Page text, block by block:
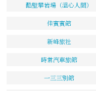
酷壁攀岩場（溫心人間）
佳賓賓館
新峰旅社
時常汽車旅館
一三三別館